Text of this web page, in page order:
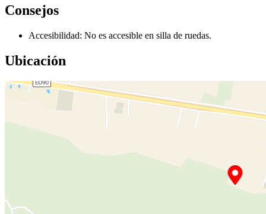
Consejos
Accesibilidad: No es accesible en silla de ruedas.
Ubicación